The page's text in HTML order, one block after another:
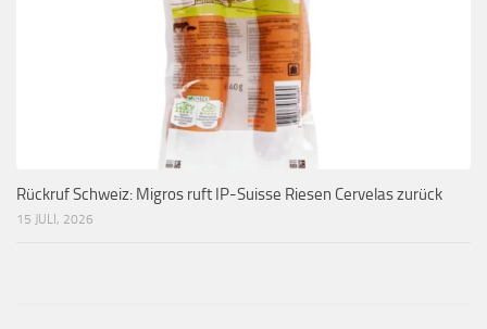
Rückruf Schweiz: Migros ruft IP-Suisse Riesen Cervelas zurück
15 JULI, 2026